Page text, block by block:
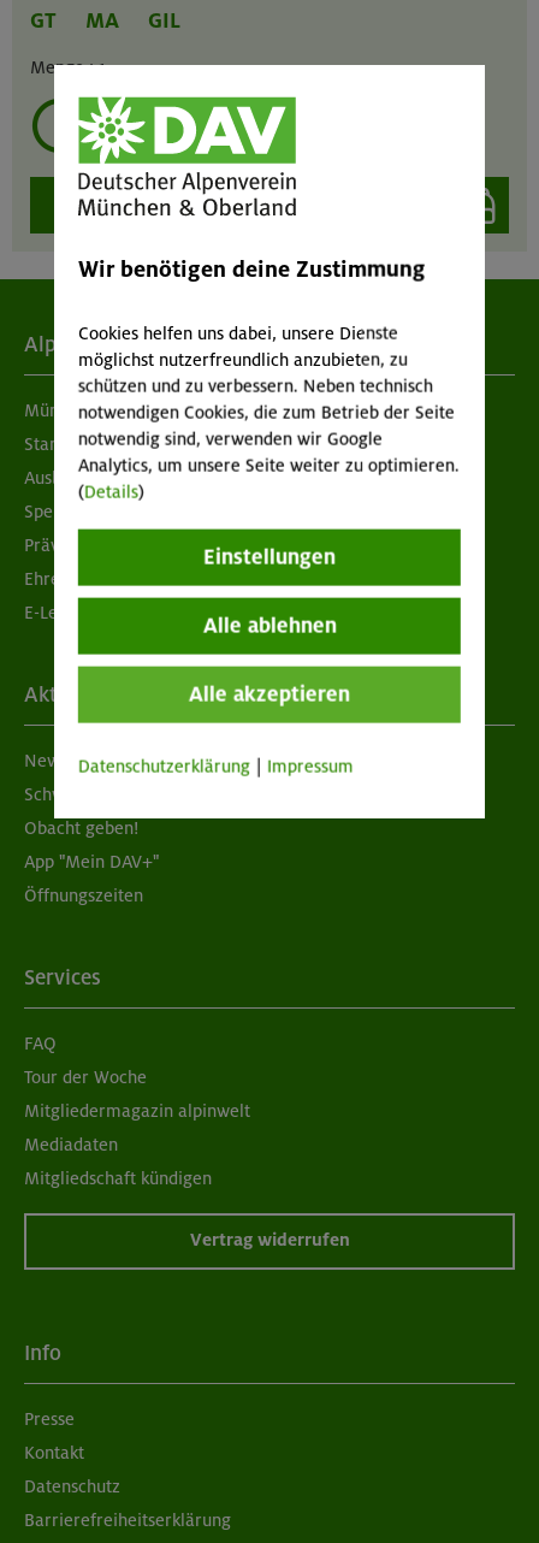
GT MA GIL
Menge :1
mehrmals ausleihen?
auswählen
Alpenverein
München & Oberland
Standorte
Ausbildung & Jobs
Spenden
Prävention sexualisierter Gewalt
Ehrenamtsbörse
E-Learning
Aktuelles
Newsletter
Schwarzes Brett
Obacht geben!
App "Mein DAV+"
Öffnungszeiten
Services
FAQ
Tour der Woche
Mitgliedermagazin alpinwelt
Mediadaten
Mitgliedschaft kündigen
Vertrag widerrufen
Info
Presse
Kontakt
Datenschutz
Barrierefreiheitserklärung
Wir benötigen deine Zustimmung
Cookies helfen uns dabei, unsere Dienste
möglichst nutzerfreundlich anzubieten, zu
schützen und zu verbessern. Neben technisch
notwendigen Cookies, die zum Betrieb der Seite
notwendig sind, verwenden wir Google
Analytics, um unsere Seite weiter zu optimieren.
(Details)
Einstellungen
Alle ablehnen
Alle akzeptieren
Datenschutzerklärung Impressum